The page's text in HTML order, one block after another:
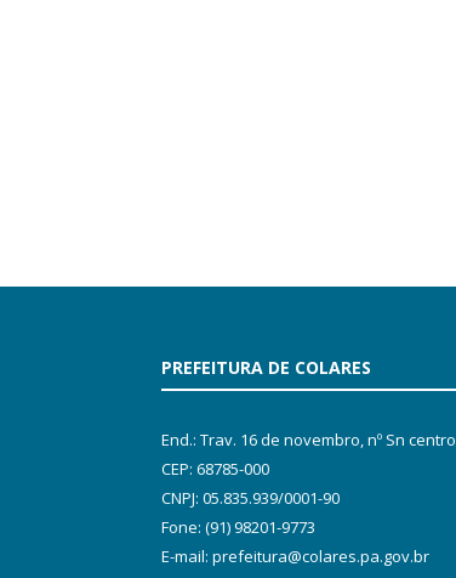
PREFEITURA DE COLARES
End.: Trav. 16 de novembro, nº Sn centro
CEP: 68785-000
CNPJ: 05.835.939/0001-90
Fone: (91) 98201-9773
E-mail: prefeitura@colares.pa.gov.br